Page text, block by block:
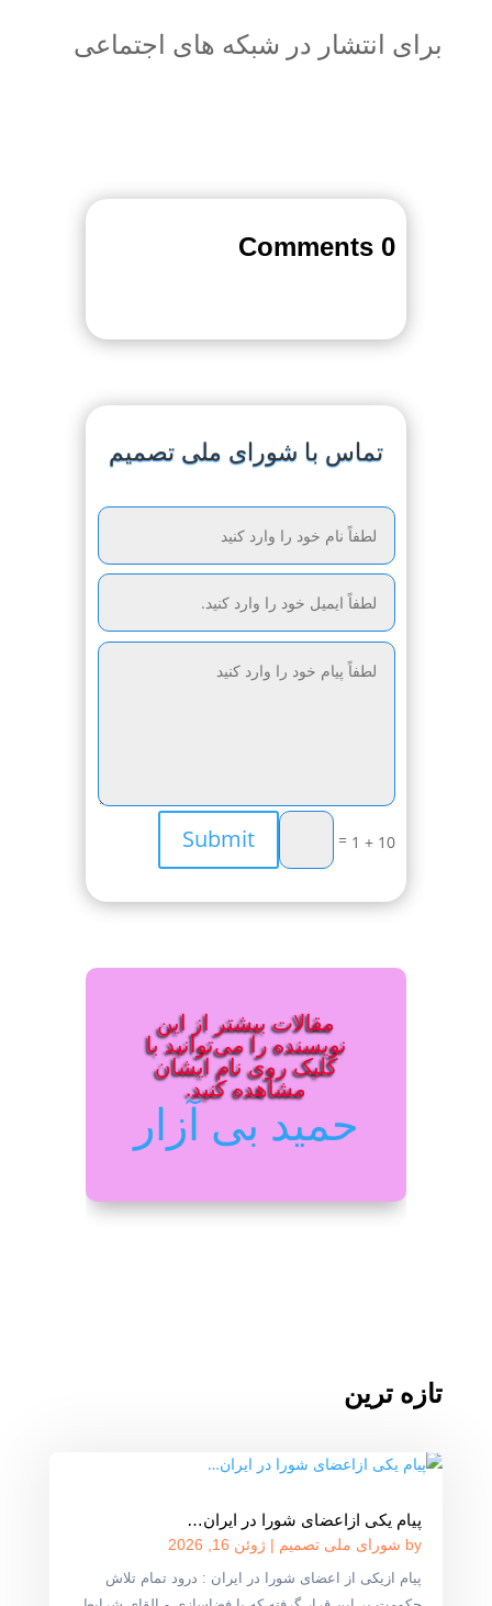
برای انتشار در شبکه های اجتماعی
0 Comments
تماس با شورای ملی تصمیم
10 + 1
=
Submit
مقالات بیشتر از این
نویسنده را می‌توانید با
کلیک روی نام ایشان
مشاهده کنید.
حمید بی آزار
تازه ترین
پیام یکی ازاعضای شورا در ایران…
by شورای ملی تصمیم | ژوئن 16, 2026
پیام ازیکی از اعضای شورا در ایران : درود تمام تلاش